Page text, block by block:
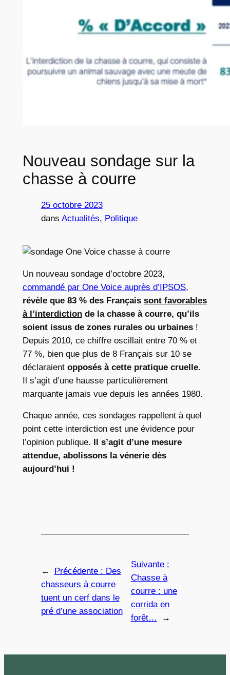
Nouveau sondage sur la
chasse à courre
25 octobre 2023
dans Actualités, Politique
Un nouveau sondage d’octobre 2023,
commandé par One Voice auprès d’IPSOS,
révèle que 83 % des Français sont favorables
à l’interdictionde la chasse à courre, qu’ils
soient issus de zones rurales ou urbaines!
Depuis 2010, ce chiffre oscillait entre 70 % et
77 %, bien que plus de 8 Français sur 10 se
déclaraient opposés à cette pratique cruelle.
Il s’agit d’une hausse particulièrement
marquante jamais vue depuis les années 1980.
Chaque année, ces sondages rappellent à quel
point cette interdiction est une évidence pour
l’opinion publique.
Il s’agit d’une mesure
attendue, abolissons la vénerie dès
aujourd’hui !
← Précédente : Des
chasseurs à courre
tuent un cerf dans le
pré d’une association
Suivante :
Chasse à
courre : une
corrida en
forêt…
→